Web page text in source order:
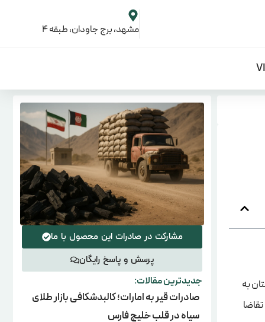
مشهد، برج جاودان، طبقه 4
مشارکت در صادرات این محصول با ما
پرسش و پاسخ رایگان
جدیدترین مقالات:
صادرات قیر به امارات؛ کالبدشکافی بازار طلای
سیاه در قلب خلیج فارس
به